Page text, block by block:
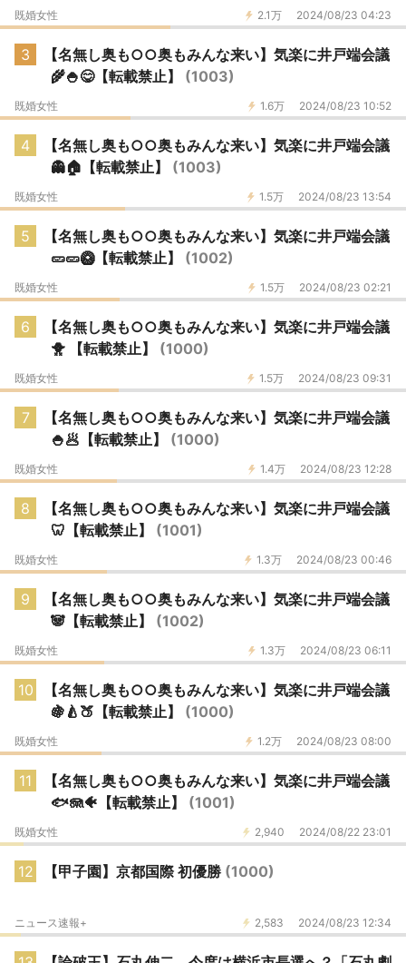
2.1万 2024/08/23 04:23
既婚女性
3
【名無し奥も○○奥もみんな来い】気楽に井戸端会議
🌾🍚😋【転載禁止】 (1003)
1.6万 2024/08/23 10:52
既婚女性
4
【名無し奥も○○奥もみんな来い】気楽に井戸端会議
👻🏠【転載禁止】 (1003)
1.5万 2024/08/23 13:54
既婚女性
5
【名無し奥も○○奥もみんな来い】気楽に井戸端会議
🥒🥒🥝【転載禁止】 (1002)
1.5万 2024/08/23 02:21
既婚女性
6
【名無し奥も○○奥もみんな来い】気楽に井戸端会議
🐥 【転載禁止】 (1000)
1.5万 2024/08/23 09:31
既婚女性
7
【名無し奥も○○奥もみんな来い】気楽に井戸端会議
🍚🥟【転載禁止】 (1000)
1.4万 2024/08/23 12:28
既婚女性
8
【名無し奥も○○奥もみんな来い】気楽に井戸端会議
🦷【転載禁止】 (1001)
1.3万 2024/08/23 00:46
既婚女性
9
【名無し奥も○○奥もみんな来い】気楽に井戸端会議
🐼【転載禁止】 (1002)
1.3万 2024/08/23 06:11
既婚女性
10
【名無し奥も○○奥もみんな来い】気楽に井戸端会議
🍇🍐🍑【転載禁止】 (1000)
1.2万 2024/08/23 08:00
既婚女性
11
【名無し奥も○○奥もみんな来い】気楽に井戸端会議
🐟🪼🐠【転載禁止】 (1001)
2,940 2024/08/22 23:01
既婚女性
12 【甲子園】京都国際 初優勝 (1000)
2,583 2024/08/23 12:34
ニュース速報+